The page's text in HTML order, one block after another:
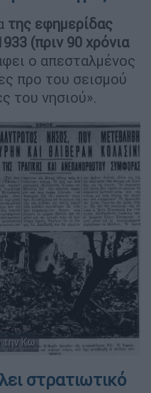
της εφημερίδας
(πριν 90 χρόνια
ο απεσταλμένος
προ του σεισμού
του νησιού».
την Κω
στρατιωτικό